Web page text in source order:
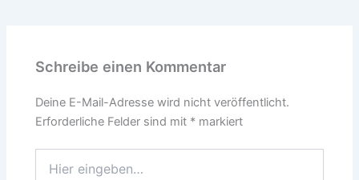
Schreibe einen Kommentar
Deine E-Mail-Adresse wird nicht veröffentlicht.
Erforderliche Felder sind mit * markiert
eingeben…